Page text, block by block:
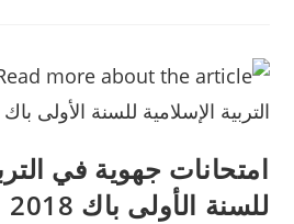
جهة
الدار
امتحانات جهوية في
للسنة الأولى باك 2018